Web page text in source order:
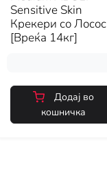
Sensitive Skin
Крекери со Лосос
[Вреќа 14кг]
Додај во
кошничка